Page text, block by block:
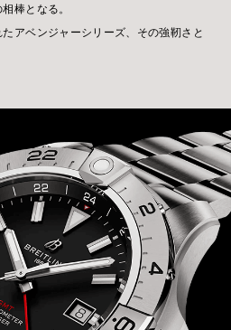
棒となる。
アベンジャーシリーズ、その強靭さと